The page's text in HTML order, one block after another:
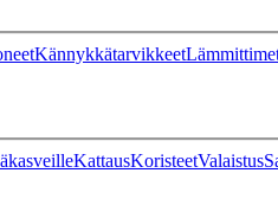
Kännykkätarvikkeet
KattausKoristeetValaistus